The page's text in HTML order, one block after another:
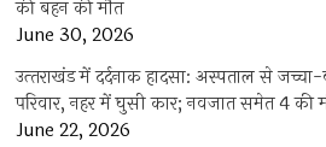
की बहन की मौत
June 30, 2026
उत्‍तराखंड में दर्दनाक हादसा: अस्पताल से
परिवार, नहर में घुसी कार; नवजात समेत 4 की
June 22, 2026